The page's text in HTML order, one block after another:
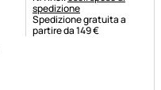
spedizione
Spedizione gratuita a
partire da 149 €